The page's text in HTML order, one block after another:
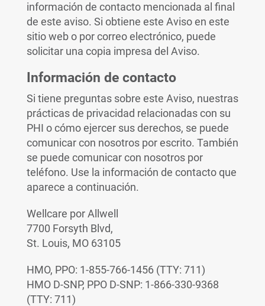
información de contacto mencionada al final
de este aviso. Si obtiene este Aviso en este
sitio web o por correo electrónico, puede
solicitar una copia impresa del Aviso.
Información de contacto
Si tiene preguntas sobre este Aviso, nuestras
prácticas de privacidad relacionadas con su
PHI o cómo ejercer sus derechos, se puede
comunicar con nosotros por escrito. También
se puede comunicar con nosotros por
teléfono. Use la información de contacto que
aparece a continuación.
Wellcare por Allwell
7700 Forsyth Blvd,
St. Louis, MO 63105
HMO, PPO: 1-855-766-1456 (TTY: 711)
HMO D-SNP, PPO D-SNP: 1-866-330-9368
(TTY: 711)